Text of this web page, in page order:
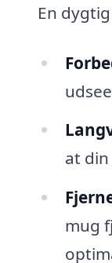
En
at
mug